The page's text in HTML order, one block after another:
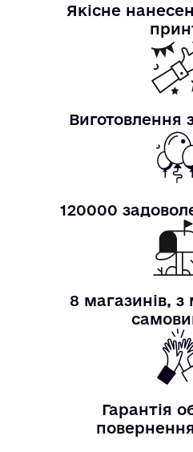
Якісне
Виготовлення
120000
8 магазинів,
Гарантія